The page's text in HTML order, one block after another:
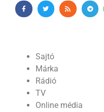
Sajtó
Márka
Rádió
TV
Online média